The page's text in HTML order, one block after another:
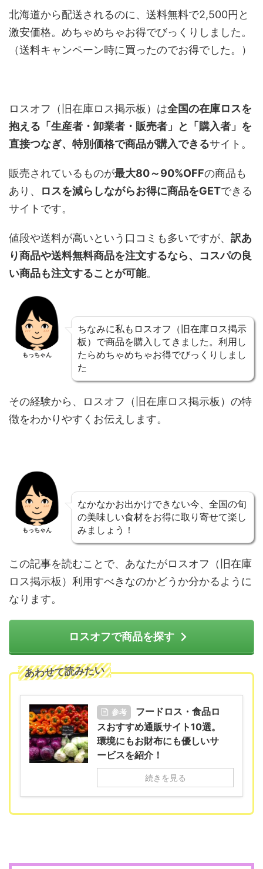
北海道から配送されるのに、送料無料で2,500円と
激安価格。めちゃめちゃお得でびっくりしました。
（送料キャンペーン時に買ったのでお得でした。）
ロスオフ（旧在庫ロス掲示板）は全国の在庫ロスを
抱える「生産者・卸業者・販売者」と「購入者」を
直接つなぎ、特別価格で商品が購入できるサイト。
販売されているものが最大80～90%OFFの商品も
あり、
ロスを減らしながらお得に商品をGETできる
サイトです。
値段や送料が高いという口コミも多いですが、 訳あ
り商品や送料無料商品を注文するなら、コスパの良
い商品も注文することが可能。
もっちゃん
ちなみに私もロスオフ（旧在庫ロス掲示
板）で商品を購入してきました。利用し
たらめちゃめちゃお得でびっくりしまし
た
その経験から、ロスオフ（旧在庫ロス掲示板）の特
徴をわかりやすくお伝えします。
もっちゃん
なかなかお出かけできない今、全国の旬
の美味しい食材をお得に取り寄せて楽し
みましょう！
この記事を読むことで、あなたがロスオフ（旧在庫
ロス掲示板）利用すべきなのかどうか分かるように
なります。
ロスオフで商品を探す
あわせて読みたい
参考
フードロス・食品ロ
スおすすめ通販サイト10選。
環境にもお財布にも優しいサ
ービスを紹介！
続きを見る